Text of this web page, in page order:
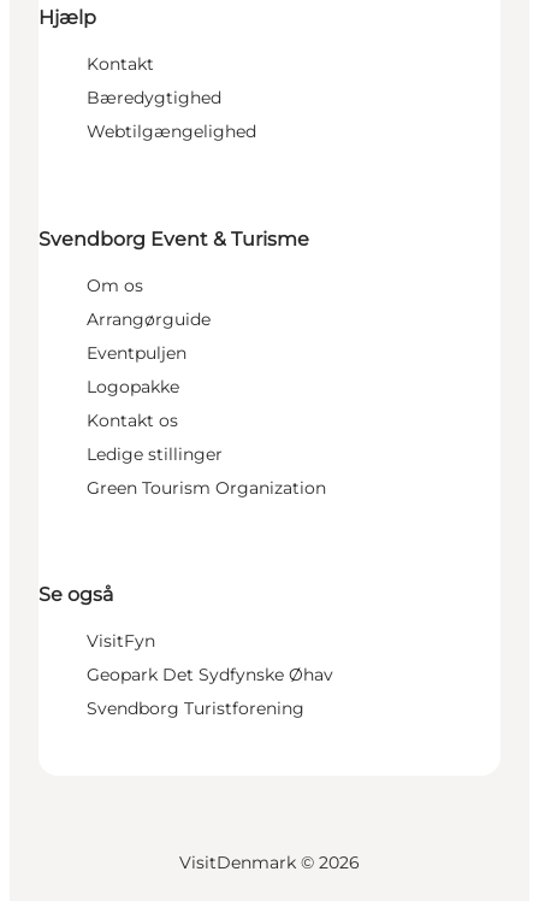
Hjælp
Kontakt
Bæredygtighed
Webtilgængelighed
Svendborg Event & Turisme
Om os
Arrangørguide
Eventpuljen
Logopakke
Kontakt os
Ledige stillinger
Green Tourism Organization
Se også
VisitFyn
Geopark Det Sydfynske Øhav
Svendborg Turistforening
VisitDenmark © 2026